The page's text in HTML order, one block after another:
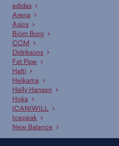
adidas
Arena
Asics
Björn Borg
CCM
Didriksons
Fat Pipe
Halti
Helkama
Helly Hansen
Hoka
ICANIWILL
Icepeak
New Balance